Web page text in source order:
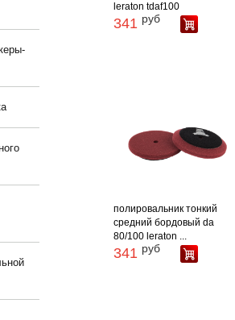
leraton tdaf100
341 руб
полировальник тонкий
средний бордовый da
80/100 leraton ...
341 руб